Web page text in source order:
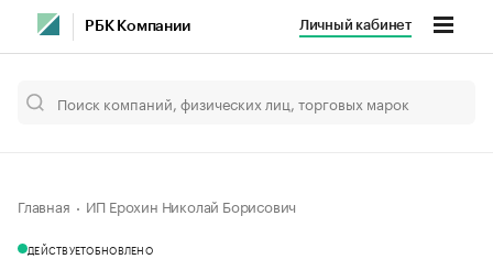
РБК Компании Личный кабинет
Главная ИП Ерохин Николай Борисович
ДЕЙСТВУЕТОБНОВЛЕНО